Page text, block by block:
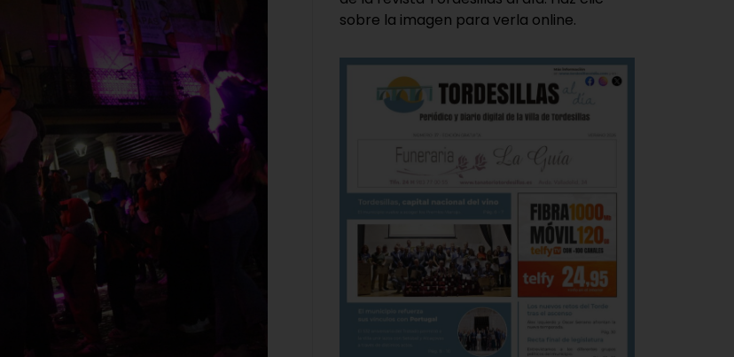
sobre la imagen para verla online.